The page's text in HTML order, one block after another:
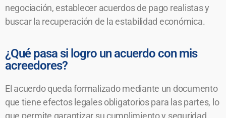
negociación, establecer acuerdos de pago realistas y
buscar la recuperación de la estabilidad económica.
¿Qué pasa si logro un acuerdo con mis
acreedores?
El acuerdo queda formalizado mediante un documento
que tiene efectos legales obligatorios para las partes, lo
que permite garantizar su cumplimiento y seguridad